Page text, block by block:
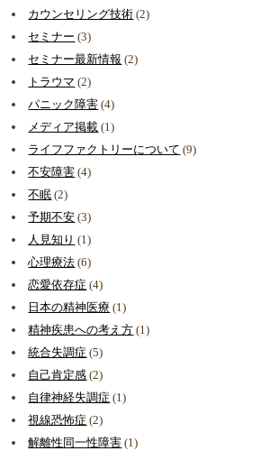
カウンセリング技術 (2)
セミナー (3)
セミナー最新情報 (2)
トラウマ (2)
パニック障害 (4)
メディア掲載 (1)
ライフファクトリーについて (9)
不安障害 (4)
不眠 (2)
予期不安 (3)
人見知り (1)
心理療法 (6)
恋愛依存症 (4)
日本の精神医療 (1)
精神疾患への考え方 (1)
統合失調症 (5)
自己肯定感 (2)
自律神経失調症 (1)
視線恐怖症 (2)
解離性同一性障害 (1)